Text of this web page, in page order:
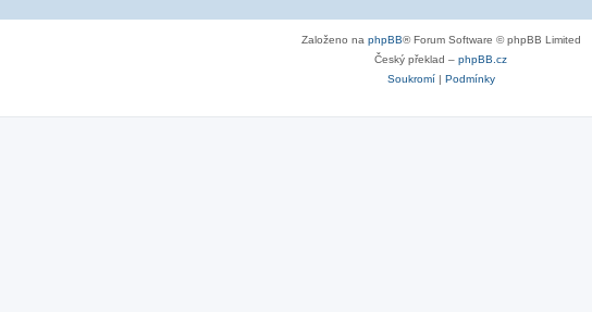
Založeno na phpBB® Forum Software © phpBB Limited
Český překlad – phpBB.cz
Soukromí| Podmínky